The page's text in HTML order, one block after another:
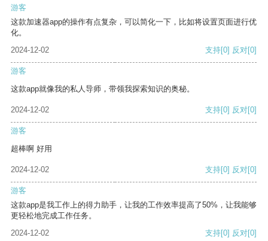
游客
这款加速器app的操作有点复杂，可以简化一下，比如将设置页面进行优
化。
2024-12-02
支持[0] 反对[0]
游客
这款app就像我的私人导师，带领我探索知识的奥秘。
2024-12-02 支持[0] 反对[0]
游客
超棒啊 好用
2024-12-02 支持[0] 反对[0]
游客
这款app是我工作上的得力助手，让我的工作效率提高了50%，让我能够
更轻松地完成工作任务。
2024-12-02
支持[0] 反对[0]